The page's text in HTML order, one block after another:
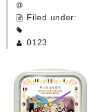
卒園記念品
カード付フォトフレ
目覚まし時計(集合＋
Filed under:
0123